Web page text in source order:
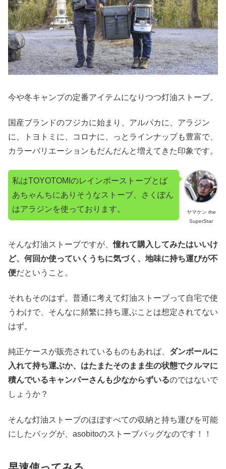
今や冬キャンプの定番アイテムになりつつ灯油ストーブ。
国産ブランドのフジカに始まり、アルパカに、アラジン
に、トヨトミに、コロナに、っとラインナップも豊富で、
カラーバリエーションもだんだんと増えてきた印象です。
ヤマケン the
SuperStar
私はTOYOTOMIのレインボーストーブとば
あちゃんちにありそうなストーブ、さくぽん
はアラジンを使っております。
そんな灯油ストーブですが、憧れて購入してみたはいいけ
ど、何回か使っていくうちに気づく、地味に持ち運びが不
便だということ。
それもそのはず。普通に考えて灯油ストーブって自宅で使
うわけで、そんなに頻繁に持ち運ぶことは想定されてない
はず。
純正ケースが販売されているものもあれば、 ダンボールに
入れて持ち運ぶか、はたまたそのまま生の状態でクルマに
積んでいるキャンパーさんも少なからずいるのではないで
しょうか？
そんな灯油ストーブのほぼすべての収納と持ち運びを可能
にしたバッグが、asobitoのストーブバッグなのです！！